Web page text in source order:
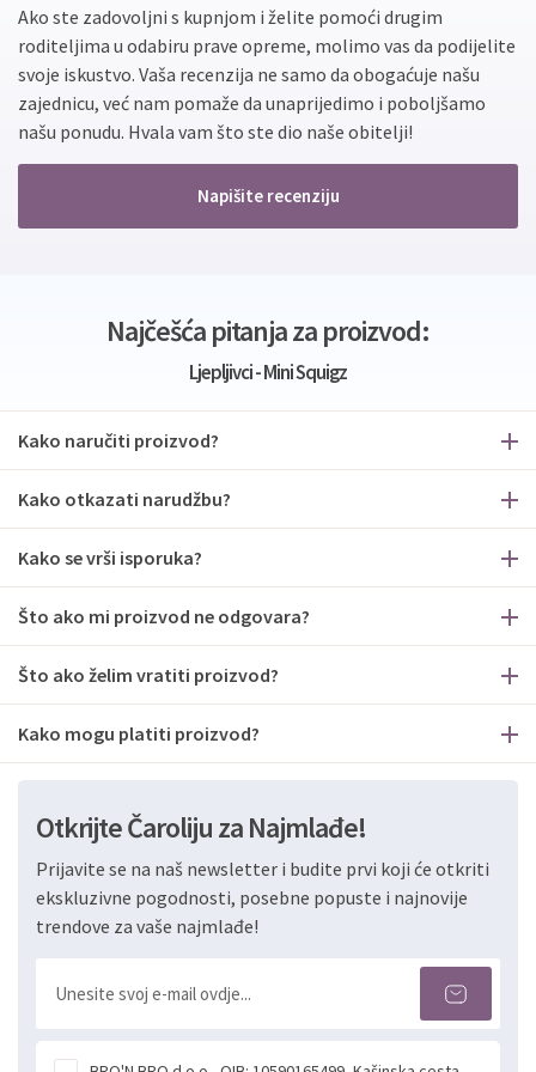
Ako ste zadovoljni s kupnjom i želite pomoći drugim
roditeljima u odabiru prave opreme, molimo vas da podijelite
svoje iskustvo. Vaša recenzija ne samo da obogaćuje našu
zajednicu, već nam pomaže da unaprijedimo i poboljšamo
našu ponudu. Hvala vam što ste dio naše obitelji!
Napišite recenziju
Najčešća pitanja za proizvod:
Ljepljivci - Mini Squigz
Kako naručiti proizvod?
Kako otkazati narudžbu?
Kako se vrši isporuka?
Što ako mi proizvod ne odgovara?
Što ako želim vratiti proizvod?
Kako mogu platiti proizvod?
Otkrijte Čaroliju za Najmlađe!
Prijavite se na naš newsletter i budite prvi koji će otkriti
ekskluzivne pogodnosti, posebne popuste i najnovije
trendove za vaše najmlađe!